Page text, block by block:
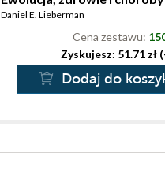
Daniel E. Lieberman
Cena zestawu:
Zyskujesz: 51.71 zł
Dodaj do